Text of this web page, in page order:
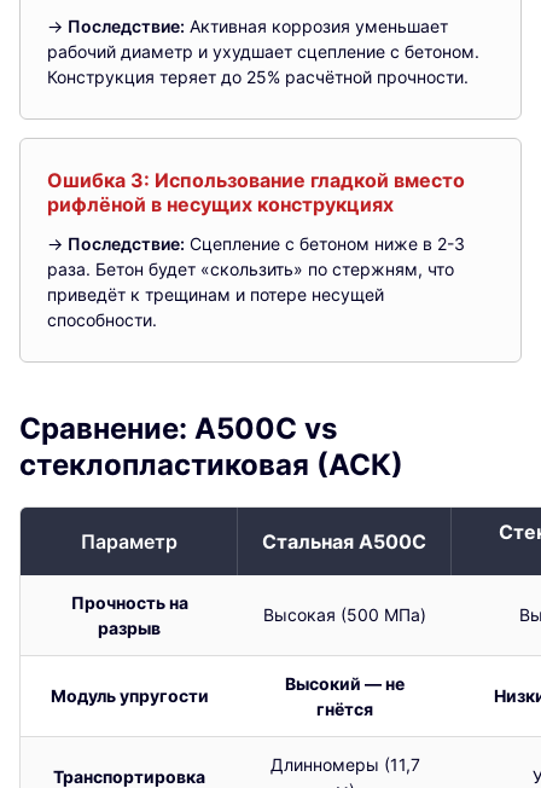
→ Последствие: Активная коррозия уменьшает
рабочий диаметр и ухудшает сцепление с бетоном.
Конструкция теряет до 25% расчётной прочности.
Ошибка 3: Использование гладкой вместо
рифлёной в несущих конструкциях
→ Последствие: Сцепление с бетоном ниже в 2-3
раза. Бетон будет «скользить» по стержням, что
приведёт к трещинам и потере несущей
способности.
Сравнение: А500С vs
стеклопластиковая (АСК)
Параметр Стальная А500С
Прочность на
разрыв
Высокая (500 МПа)
Модуль упругости
Высокий — не
гнётся
Транспортировка
Длинномеры (11,7